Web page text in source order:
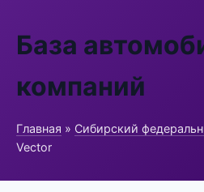
База
компаний
Главная » Сибирский
Vector